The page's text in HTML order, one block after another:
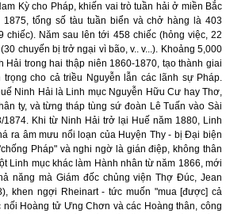
Kỳ cho Pháp, khiến vai trò tuần hải ở miền Bắc
1875, tổng số tàu tuần biển và chở hàng là 403
chiếc). Năm sau lên tới 458 chiếc (hỏng việc, 22
chuyến bị trở ngại vì bão, v.. v...). Khoảng 5,000
trong hai thập niên 1860-1870, tạo thành giai
cho cả triều Nguyễn lẫn các lãnh sự Pháp.
Ninh Hải là Linh mục Nguyễn Hữu Cư hay Thơ,
ty, và từng tháp tùng sứ đoàn Lê Tuấn vào Sài
Khi từ Ninh Hải trở lại Huế năm 1880, Linh
ra âm mưu nổi loạn của Huyện Thy - bị Đại biện
Pháp" và nghi ngờ là gián điệp, không thân
Linh mục khác làm Hành nhân từ năm 1866, mới
năng mà Giám đốc chủng viện Thợ Đúc, Jean
khen ngợi Rheinart - tức muốn "mua [được] cả
nối Hoàng tử Ưng Chơn và các Hoàng thân, công